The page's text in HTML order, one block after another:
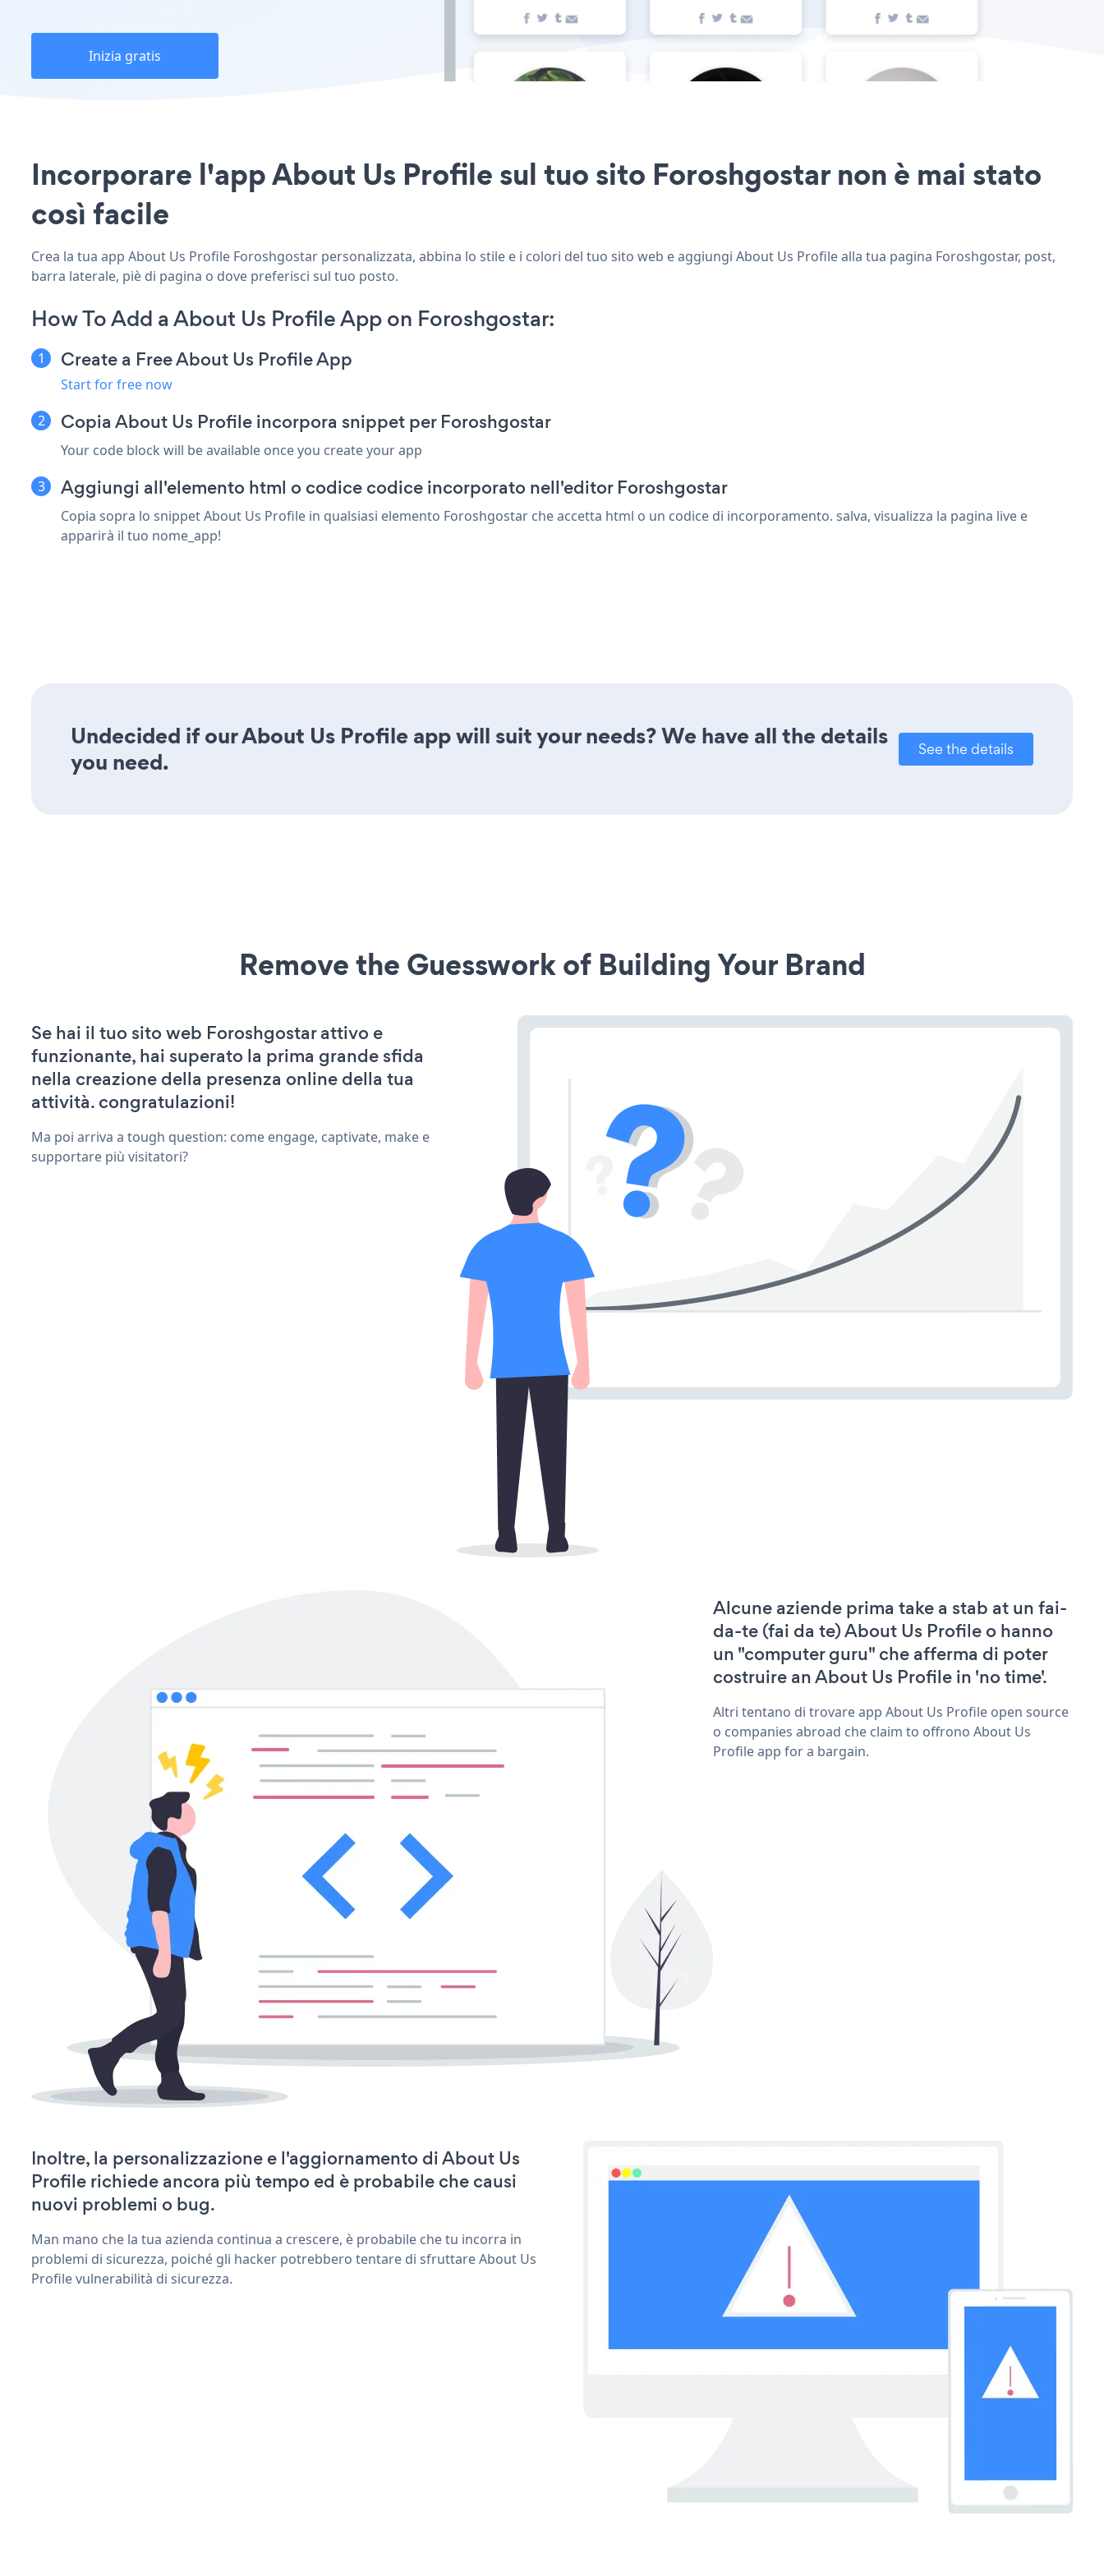
Inizia gratis
Incorporare l'app About Us Profile sul tuo sito Foroshgostar non è mai stato
così facile
Crea la tua app About Us Profile Foroshgostar personalizzata, abbina lo stile e i colori del tuo sito web e aggiungi About Us Profile alla tua pagina Foroshgostar, post,
barra laterale, piè di pagina o dove preferisci sul tuo posto.
How To Add a About Us Profile App on Foroshgostar:
Create a Free About Us Profile App
Start for free now
Copia About Us Profile incorpora snippet per Foroshgostar
Your code block will be available once you create your app
Aggiungi all'elemento html o codice codice incorporato nell'editor Foroshgostar
Copia sopra lo snippet About Us Profile in qualsiasi elemento Foroshgostar che accetta html o un codice di incorporamento. salva, visualizza la pagina live e
apparirà il tuo nome_app!
Undecided if our About Us Profile app will suit your needs? We have all the details
you need.
See the details
Remove the Guesswork of Building Your Brand
Se hai il tuo sito web Foroshgostar attivo e
funzionante, hai superato la prima grande sfida
nella creazione della presenza online della tua
attività. congratulazioni!
Ma poi arriva a tough question: come engage, captivate, make e
supportare più visitatori?
Alcune aziende prima take a stab at un fai-
da-te (fai da te) About Us Profile o hanno
un "computer guru" che afferma di poter
costruire an About Us Profile in 'no time'.
Altri tentano di trovare app About Us Profile open source
o companies abroad che claim to offrono About Us
Profile app for a bargain.
Inoltre, la personalizzazione e l'aggiornamento di About Us
Profile richiede ancora più tempo ed è probabile che causi
nuovi problemi o bug.
Man mano che la tua azienda continua a crescere, è probabile che tu incorra in
problemi di sicurezza, poiché gli hacker potrebbero tentare di sfruttare About Us
Profile vulnerabilità di sicurezza.